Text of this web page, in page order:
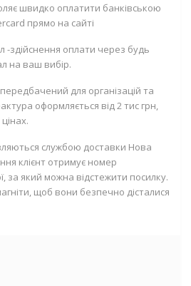
швидко оплатити банківською
прямо на сайті
-здійснення оплати через будь
на ваш вибір.
для організацій та
оформляється від 2 тис грн,
службою доставки Нова
клієнт отримує номер
за який можна відстежити посилку.
щоб вони безпечно дісталися